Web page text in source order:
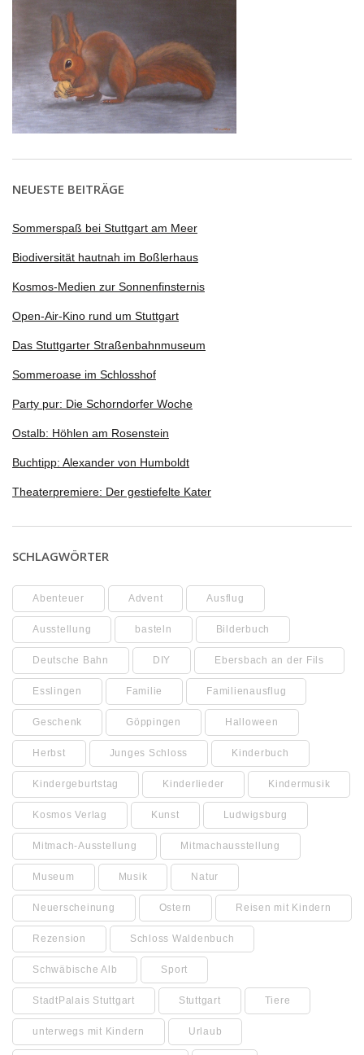
NEUESTE BEITRÄGE
Sommerspaß bei Stuttgart am Meer
Biodiversität hautnah im Boßlerhaus
Kosmos-Medien zur Sonnenfinsternis
Open-Air-Kino rund um Stuttgart
Das Stuttgarter Straßenbahnmuseum
Sommeroase im Schlosshof
Party pur: Die Schorndorfer Woche
Ostalb: Höhlen am Rosenstein
Buchtipp: Alexander von Humboldt
Theaterpremiere: Der gestiefelte Kater
SCHLAGWÖRTER
Abenteuer Advent Ausflug
Ausstellung basteln Bilderbuch
Deutsche Bahn DIY Ebersbach an der Fils
Esslingen Familie Familienausflug
Geschenk Göppingen Halloween
Herbst Junges Schloss Kinderbuch
Kindergeburtstag Kinderlieder Kindermusik
Kosmos Verlag Kunst Ludwigsburg
Mitmach-Ausstellung Mitmachausstellung
Museum Musik Natur
Neuerscheinung Ostern Reisen mit Kindern
Rezension Schloss Waldenbuch
Schwäbische Alb Sport
StadtPalais Stuttgart Stuttgart Tiere
unterwegs mit Kindern Urlaub